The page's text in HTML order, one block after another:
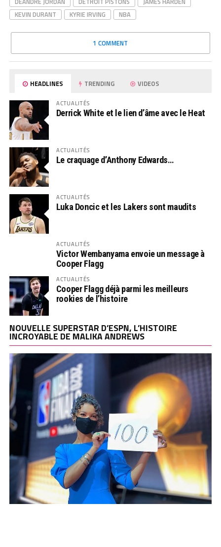
KEVIN DURANT
KYRIE IRVING NBA
1 COMMENT
HEADLINES TRENDING VIDEOS
ACTUALITÉS
Derrick White et le lien d’âme avec le Heat
ACTUALITÉS
Le craquage d’Anthony Edwards…
ACTUALITÉS
Luka Doncic et les Lakers sont maudits
ACTUALITÉS
Victor Wembanyama envoie un message à
Cooper Flagg
ACTUALITÉS
Cooper Flagg déjà parmi les meilleurs
rookies de l’histoire
NOUVELLE SUPERSTAR D’ESPN, L’HISTOIRE
INCROYABLE DE MALIKA ANDREWS